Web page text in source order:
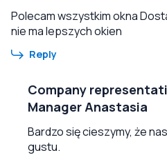
Polecam wszystkim okna
nie ma lepszych okien
Reply
Company
Manager Anastasia
Bardzo się cieszymy, że
gustu.